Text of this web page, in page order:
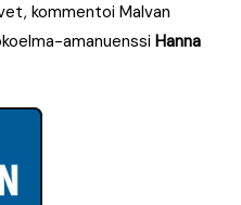
kommentoi Malvan
amanuenssi Hanna